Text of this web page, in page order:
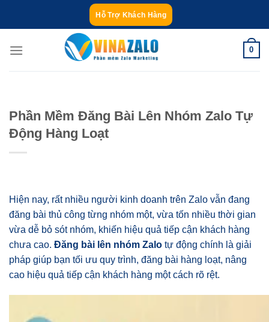
dung
Hỗ Trợ Khách Hàng
0
Phần Mềm Đăng Bài Lên Nhóm Zalo Tự
Động Hàng Loạt
Hiện nay, rất nhiều người kinh doanh trên Zalo vẫn đang
đăng bài thủ công từng nhóm một, vừa tốn nhiều thời gian
vừa dễ bỏ sót nhóm, khiến hiệu quả tiếp cận khách hàng
chưa cao. Đăng bài lên nhóm Zalo tự động chính là giải
pháp giúp bạn tối ưu quy trình, đăng bài hàng loạt, nâng
cao hiệu quả tiếp cận khách hàng một cách rõ rệt.